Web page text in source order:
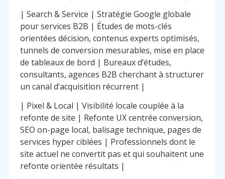
| Search & Service | Stratégie Google globale
pour services B2B | Études de mots-clés
orientées décision, contenus experts optimisés,
tunnels de conversion mesurables, mise en place
de tableaux de bord | Bureaux d’études,
consultants, agences B2B cherchant à structurer
un canal d’acquisition récurrent |
| Pixel & Local | Visibilité locale couplée à la
refonte de site | Refonte UX centrée conversion,
SEO on-page local, balisage technique, pages de
services hyper ciblées | Professionnels dont le
site actuel ne convertit pas et qui souhaitent une
refonte orientée résultats |